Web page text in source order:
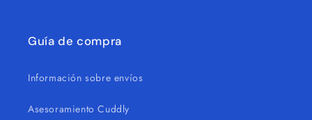
Guía de compra
Información sobre envíos
Asesoramiento Cuddly